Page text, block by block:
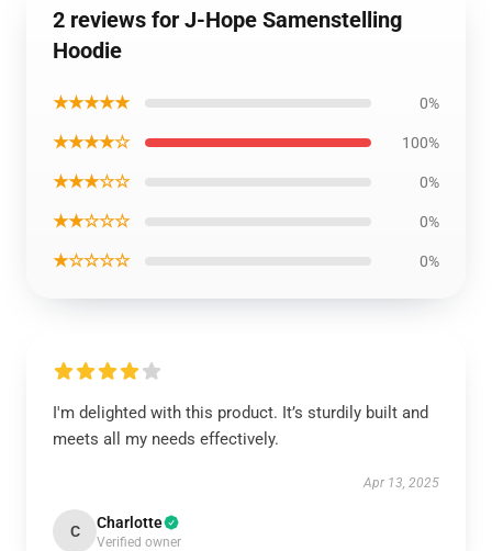
2 reviews for J-Hope Samenstelling
Hoodie
★★★★★ 0%
★★★★☆ 100%
★★★☆☆ 0%
★★☆☆☆ 0%
★☆☆☆☆ 0%
I'm delighted with this product. It’s sturdily built and
meets all my needs effectively.
Apr 13, 2025
C Charlotte
Verified owner